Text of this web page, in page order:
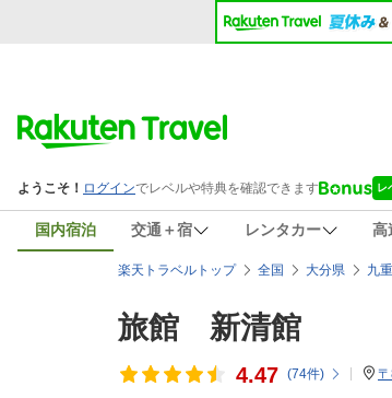
国内宿泊 交通＋宿 レンタカー 高
楽天トラベルトップ 全国 大分県 九
旅館 新清館
4.47 (74件)